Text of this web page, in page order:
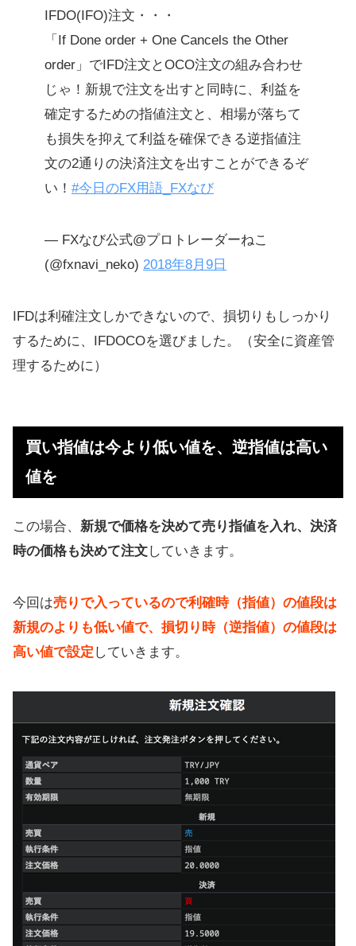
IFDO(IFO)注文・・・
「If Done order + One Cancels the Other
order」でIFD注文とOCO注文の組み合わせ
じゃ！新規で注文を出すと同時に、利益を
確定するための指値注文と、相場が落ちて
も損失を抑えて利益を確保できる逆指値注
文の2通りの決済注文を出すことができるぞ
い！ #今日のFX用語_FXなび
— FXなび公式@プロトレーダーねこ
(@fxnavi_neko) 2018年8月9日
IFDは利確注文しかできないので、損切りもしっかり
するために、IFDOCOを選びました。（安全に資産管
理するために）
買い指値は今より低い値を、逆指値は高い
値を
この場合、 新規で価格を決めて売り指値を入れ、決済
時の価格も決めて注文していきます。
今回は売りで入っているので利確時（指値）の値段は
新規のよりも低い値で、損切り時（逆指値）の値段は
高い値で設定 していきます。